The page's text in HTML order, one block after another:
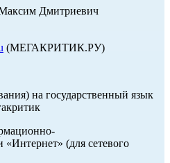
Дмитриевич
(МЕГАКРИТИК.РУ)
на государственный язык
(для сетевого